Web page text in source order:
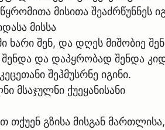
მისითა შეაძრწუნნეს
მისსა
ხარი შენ, და დღეს მიშობიე
და დაპყრობად შენდა
შეჰმუსრნე იგინი.
მსაჯულნი ქუეყანისანი
თქუენ გზისა მისგან მართლისა,